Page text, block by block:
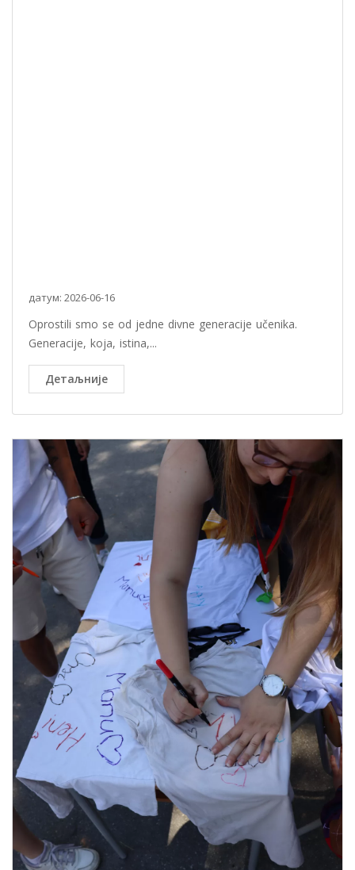
датум: 2026-06-16
Oprostili smo se od jedne divne generacije učenika.
Generacije, koja, istina,...
Детаљније